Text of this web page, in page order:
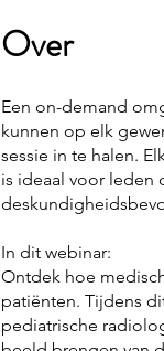
Over
Een on-demand
kunnen op elk
sessie in te halen.
is ideaal voor leden
In dit webinar:
Ontdek hoe
patiënten. Tijdens
pediatrische